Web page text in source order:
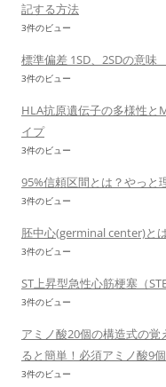
記する方法
3件のビュー
標準偏差 1SD、2SDの意味
3件のビュー
HLA抗原遺伝子の多様性
イプ
3件のビュー
95%信頼区間とは？やっと
3件のビュー
胚中心(germinal center)と
3件のビュー
ST上昇型急性心筋梗塞（
3件のビュー
アミノ酸20個の構造式の覚
ると簡単！必須アミノ酸9個
3件のビュー